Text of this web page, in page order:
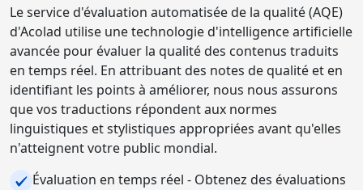
Le service d'évaluation automatisée de la qualité (AQE)
d'Acolad utilise une technologie d'intelligence artificielle
avancée pour évaluer la qualité des contenus traduits
en temps réel. En attribuant des notes de qualité et en
identifiant les points à améliorer, nous nous assurons
que vos traductions répondent aux normes
linguistiques et stylistiques appropriées avant qu'elles
n'atteignent votre public mondial.
Évaluation en temps réel - Obtenez des évaluations